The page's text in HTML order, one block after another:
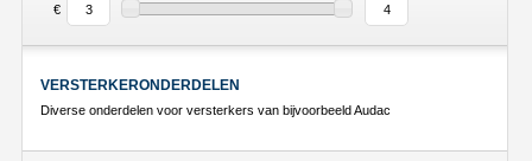
€
VERSTERKERONDERDELEN
Diverse onderdelen voor versterkers van bijvoorbeeld Audac